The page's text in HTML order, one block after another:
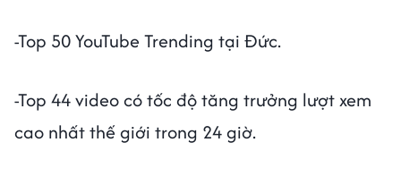
-Top 50 YouTube Trending tại Đức.
-Top 44 video có tốc độ tăng trưởng lượt xem
cao nhất thế giới trong 24 giờ.